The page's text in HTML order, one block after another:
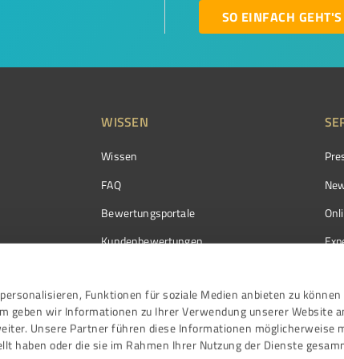
Funktionen für soziale Medien anbieten zu können
geben wir Informationen zu Ihrer Verwendung unserer Website
Unsere Partner führen diese Informationen möglicherweise
haben oder die sie im Rahmen Ihrer Nutzung der Dienste
SO EINFACH GEHT'S
WISSEN
Wissen
FAQ
Bewertungsportale
Kundenbewertungen
Bewertungs­richtlinien
Events